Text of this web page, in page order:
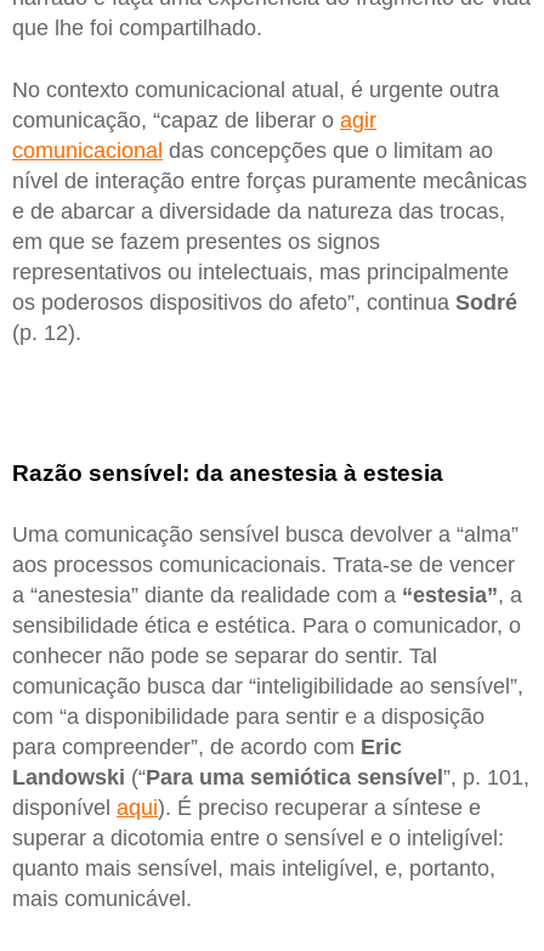
que lhe foi compartilhado.
No contexto comunicacional atual, é urgente outra
comunicação, “capaz de liberar o agir
comunicacional das concepções que o limitam ao
nível de interação entre forças puramente mecânicas
e de abarcar a diversidade da natureza das trocas,
em que se fazem presentes os signos
representativos ou intelectuais, mas principalmente
os poderosos dispositivos do afeto”, continua Sodré
(p. 12).
Razão sensível: da anestesia à estesia
Uma comunicação sensível busca devolver a “alma”
aos processos comunicacionais. Trata-se de vencer
a “anestesia” diante da realidade com a “estesia”, a
sensibilidade ética e estética. Para o comunicador, o
conhecer não pode se separar do sentir. Tal
comunicação busca dar “inteligibilidade ao sensível”,
com “a disponibilidade para sentir e a disposição
para compreender”, de acordo com Eric
Landowski (“Para uma semiótica sensível”, p. 101,
disponível aqui). É preciso recuperar a síntese e
superar a dicotomia entre o sensível e o inteligível:
quanto mais sensível, mais inteligível, e, portanto,
mais comunicável.